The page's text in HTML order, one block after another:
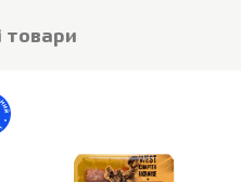
товари